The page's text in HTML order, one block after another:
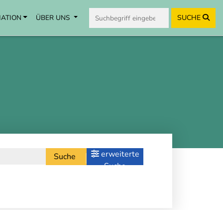
ÜBER UNS SUCHE
Suche
erweiterte
Suche